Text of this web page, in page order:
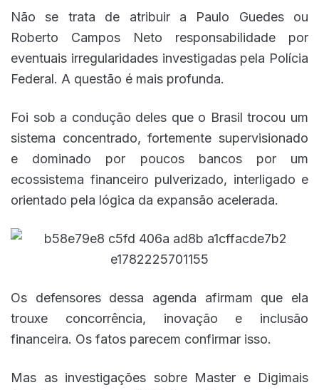
Não se trata de atribuir a Paulo Guedes ou
Roberto Campos Neto responsabilidade por
eventuais irregularidades investigadas pela Polícia
Federal. A questão é mais profunda.
Foi sob a condução deles que o Brasil trocou um
sistema concentrado, fortemente supervisionado
e dominado por poucos bancos por um
ecossistema financeiro pulverizado, interligado e
orientado pela lógica da expansão acelerada.
Os defensores dessa agenda afirmam que ela
trouxe concorrência, inovação e inclusão
financeira. Os fatos parecem confirmar isso.
Mas as investigações sobre Master e Digimais